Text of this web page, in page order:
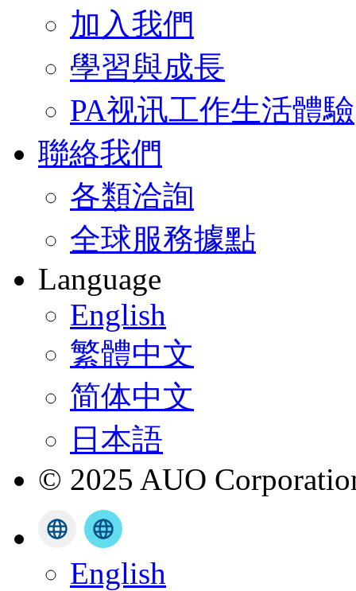
加入我們
學習與成長
PA视讯工作生活體驗
聯絡我們
各類洽詢
全球服務據點
Language
English
繁體中文
简体中文
日本語
© 2025 AUO
English